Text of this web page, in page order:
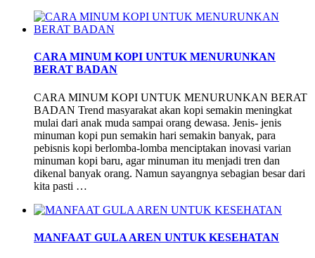
CARA MINUM KOPI UNTUK MENURUNKAN
BERAT BADAN
CARA MINUM KOPI UNTUK MENURUNKAN BERAT
BADAN Trend masyarakat akan kopi semakin meningkat
mulai dari anak muda sampai orang dewasa. Jenis- jenis
minuman kopi pun semakin hari semakin banyak, para
pebisnis kopi berlomba-lomba menciptakan inovasi varian
minuman kopi baru, agar minuman itu menjadi tren dan
dikenal banyak orang. Namun sayangnya sebagian besar dari
kita pasti …
MANFAAT GULA AREN UNTUK KESEHATAN